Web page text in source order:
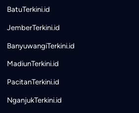
BatuTerkini.id
JemberTerkini.id
BanyuwangiTerkini.id
MadiunTerkini.id
PacitanTerkini.id
NganjukTerkini.id